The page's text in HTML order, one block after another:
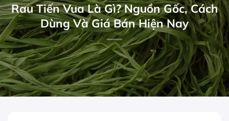
Rau Tiến Vua Là Gì? Nguồn Gốc, Cách
Dùng Và Giá Bán Hiện Nay